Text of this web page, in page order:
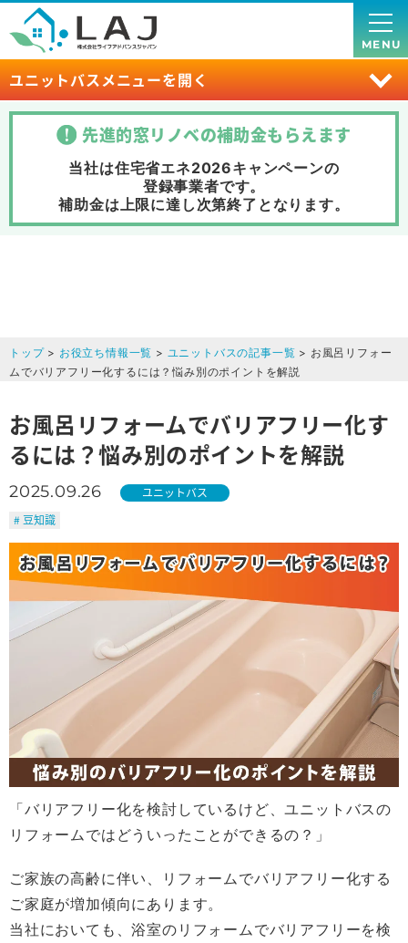
ユニットバスメニューを開く
MENU
先進的窓リノベの補助金もらえます
当社は住宅省エネ2026キャンペーンの
登録事業者です。
補助金は上限に達し次第終了 となります。
トップ> お役立ち情報一覧 > ユニットバスの記事一覧 > お風呂リフォー
ムでバリアフリー化するには？悩み別のポイントを解説
お風呂リフォームでバリアフリー化す
るには？悩み別のポイントを解説
2025.09.26
ユニットバス
# 豆知識
「バリアフリー化を検討しているけど、ユニットバスの
リフォームではどういったことができるの？」
ご家族の高齢に伴い、リフォームでバリアフリー化する
ご家庭が増加傾向にあります。
当社においても、浴室のリフォームでバリアフリーを検